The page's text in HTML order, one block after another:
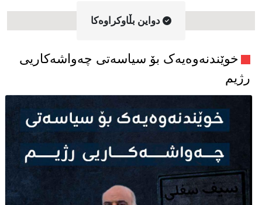
دواین بڵاوکراوه‌کا
خوێندنەوەیەک بۆ سیاسەتی چەواشەکاریی
رژیم